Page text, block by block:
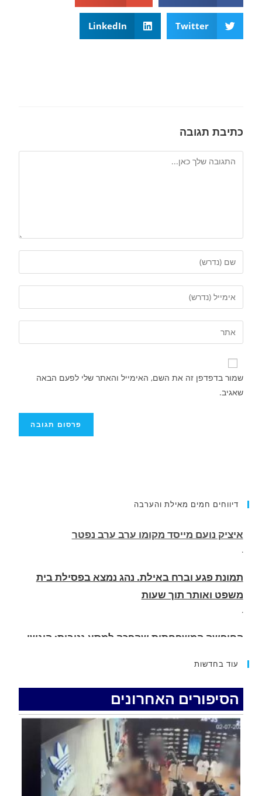
Twitter
LinkedIn
כתיבת תגובה
שמור בדפדפן זה את השם, האימייל והאתר שלי לפעם הבאה
שאגיב.
דיווחים חמים מאילת והערבה
תמונת פגע וברח באילת. נהג נמצא בפסילת בית
משפט ואותר תוך שעות
החופשה המשפחתית שהפכה למסע גניבות: הוגשו
למסע גניבות באילת.
.
רעידת אדמה הורגשה באילת
איציק נועם מייסד מקומו ערב ערב נפטר
עוד בחדשות
הסיפורים האחרונים